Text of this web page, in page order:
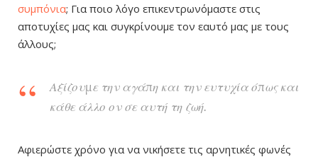
συμπόνια; Για ποιο λόγο επικεντρωνόμαστε στις
αποτυχίες μας και συγκρίνουμε τον εαυτό μας με τους
άλλους;
Αξίζουμε την αγάπη και την ευτυχία όπως και
κάθε άλλο ον σε αυτή τη ζωή.
Αφιερώστε χρόνο για να νικήσετε τις αρνητικές φωνές